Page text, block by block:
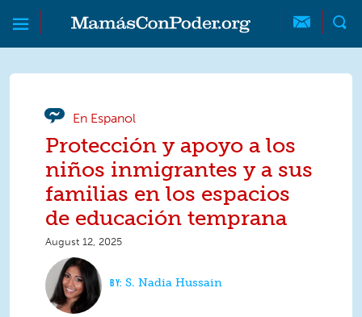
Skip to main content
Skip to main content
MamásConPoder
En Espanol
Protección y apoyo a los
niños inmigrantes y a sus
familias en los espacios
de educación temprana
August 12, 2025
S. Nadia Hussain